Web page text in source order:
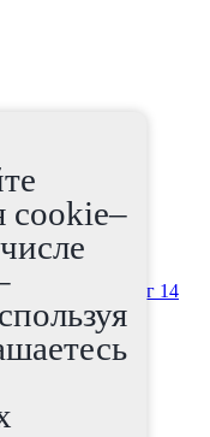
круг 14
cookie–